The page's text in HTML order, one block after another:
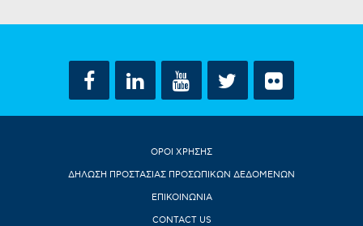
ΟΡΟΙ ΧΡΗΣΗΣ
ΔΗΛΩΣΗ ΠΡΟΣΤΑΣΙΑΣ ΠΡΟΣΩΠΙΚΩΝ ΔΕΔΟΜΕΝΩΝ
ΕΠΙΚΟΙΝΩΝΙΑ
CONTACT US